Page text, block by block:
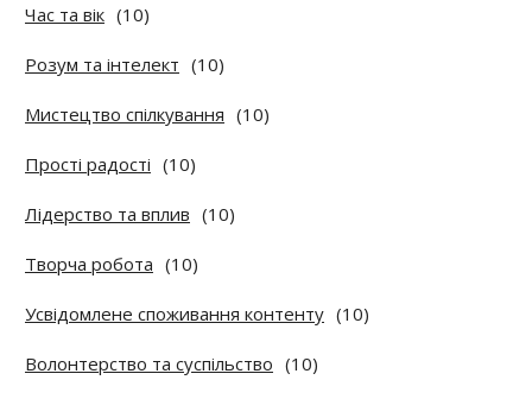
Час та вік (10)
Розум та інтелект (10)
Мистецтво спілкування (10)
Прості радості (10)
Лідерство та вплив (10)
Творча робота (10)
Усвідомлене споживання контенту (10)
Волонтерство та суспільство (10)